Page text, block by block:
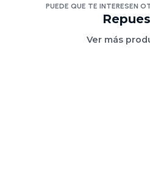
PUEDE QUE TE INTERESEN
Ver más